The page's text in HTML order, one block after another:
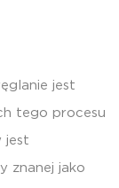
jest
tego procesu
jest
znanej jako